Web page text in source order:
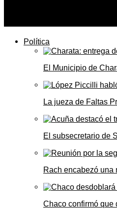
Política
El Municipio de
La jueza de Faltas
El subsecretario de
Rach encabezó una
Chaco confirmó que